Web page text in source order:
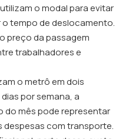
o modal para evitar
tempo de deslocamento.
preço da passagem
trabalhadores e
o metrô em dois
por semana, a
do mês pode representar
despesas com transporte.